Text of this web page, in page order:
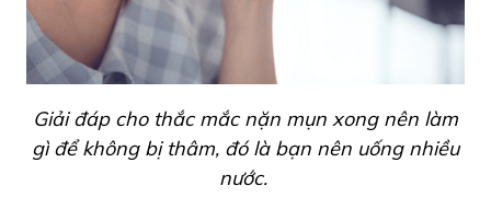
Giải đáp cho thắc mắc nặn mụn xong nên làm
gì để không bị thâm, đó là bạn nên uống nhiều
nước.